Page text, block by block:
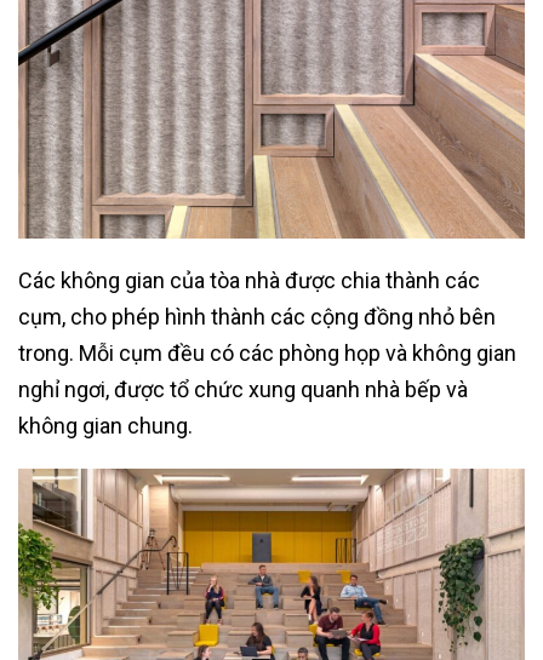
Các không gian của tòa nhà được chia thành các
cụm, cho phép hình thành các cộng đồng nhỏ bên
trong. Mỗi cụm đều có các phòng họp và không gian
nghỉ ngơi, được tổ chức xung quanh nhà bếp và
không gian chung.